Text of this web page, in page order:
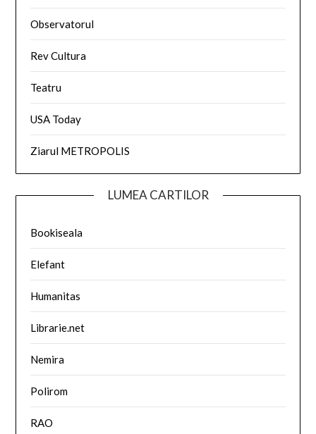
Observatorul
Rev Cultura
Teatru
USA Today
Ziarul METROPOLIS
LUMEA CARTILOR
Bookiseala
Elefant
Humanitas
Librarie.net
Nemira
Polirom
RAO